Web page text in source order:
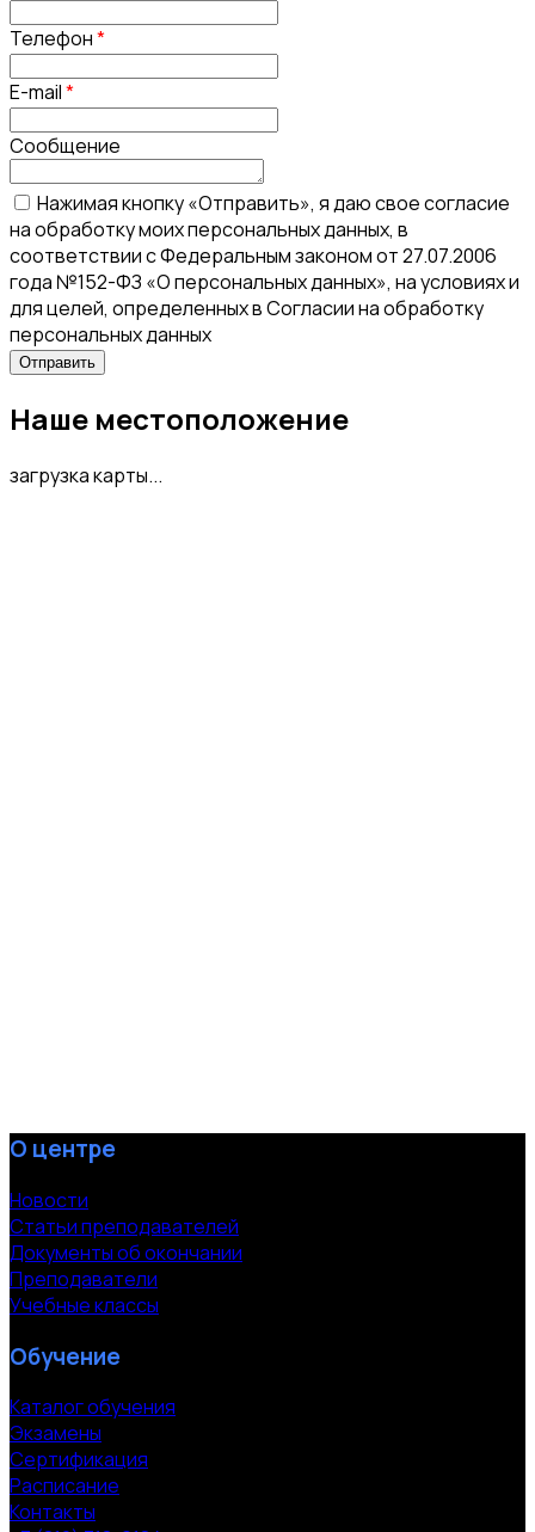
Телефон*
E-mail*
Сообщение
Нажимая кнопку «Отправить», я даю свое согласие
на обработку моих персональных данных, в
соответствии с Федеральным законом от 27.07.2006
года №152-ФЗ «О персональных данных», на условиях и
для целей, определенных в Согласии на обработку
персональных данных
Наше местоположение
загрузка карты...
О центре
Новости
Статьи преподавателей
Документы об окончании
Преподаватели
Учебные классы
Обучение
Каталог обучения
Экзамены
Сертификация
Расписание
Контакты